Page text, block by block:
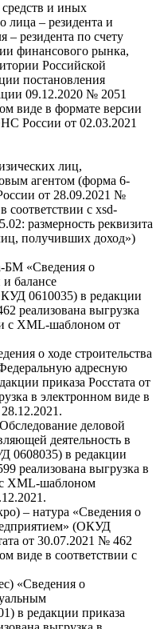
и иных
лица – резидента и
– резидента по счету
финансового рынка,
Российской
постановления
09.12.2020 № 2051
виде в формате версии
России от 02.03.2021
лиц,
агентом (форма 6-
от 28.09.2021 №
соответствии с xsd-
размерность реквизита
получивших доход»)
БМ «Сведения о
и балансе
0610035) в редакции
реализована выгрузка
с XML-шаблоном от
о ходе строительства
адресную
приказа Росстата от
в электронном виде в
деловой
деятельность в
0608035) в редакции
реализована выгрузка в
с XML-шаблоном
– натура «Сведения о
(ОКУД
от 30.07.2021 № 462
виде в соответствии с
«Сведения о
в редакции приказа